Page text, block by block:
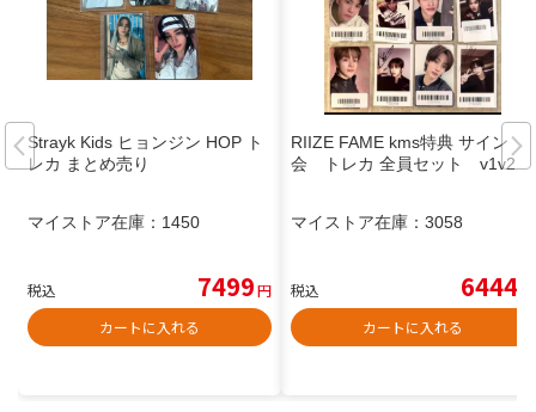
Strayk Kids ヒョンジン HOP ト
レカ まとめ売り
マイストア在庫： 1450
税込 7499円
カートに入れる
RIIZE FAME kms特典 サイン
会 トレカ 全員セット v1v2
マイストア在庫： 3058
税込 6444
カートに入れる